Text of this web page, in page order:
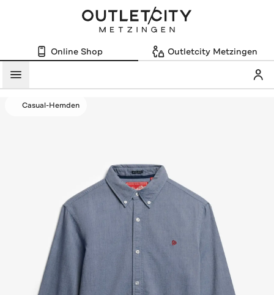
Online Shop Outletcity Metzingen
Menü
Casual-Hemden